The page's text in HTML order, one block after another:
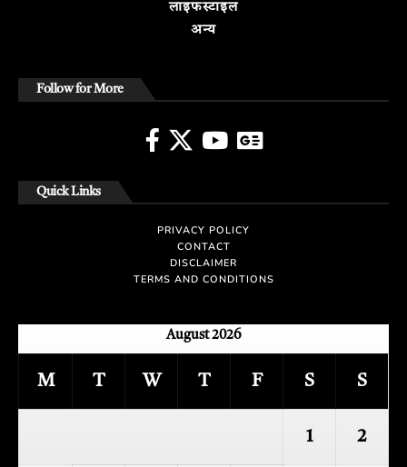
लाइफस्टाइल
अन्य
Follow for More
Quick Links
PRIVACY POLICY
CONTACT
DISCLAIMER
TERMS AND CONDITIONS
August 2026
M T W T F S S
1 2